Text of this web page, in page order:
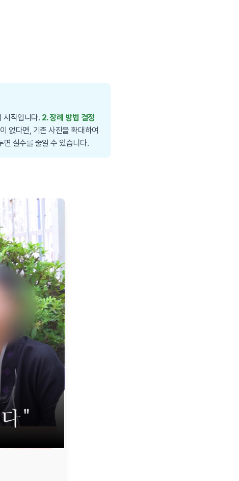
시작입니다. 2. 장례 방법 결정
없다면, 기존 사진을 확대하여
면 실수를 줄일 수 있습니다.